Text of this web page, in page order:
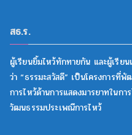
สธ.ร.
ผู้เรียนยิ้มไหว้ทักทายกัน และผู้เรีย
ว่า “ธรรมะสวัสดี” เป็นโครงการที่
การไหว้ด้านการแสดงมารยาทในก
วัฒนธรรมประเพณีการไหว้